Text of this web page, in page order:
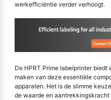
werkefficiëntie verder verhoogt.
De HPRT Prime labelprinter
maken van deze essentiële
apparaten. Het is de slimme
de waarde en